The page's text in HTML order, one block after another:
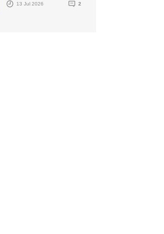
13 Jul 2026 2